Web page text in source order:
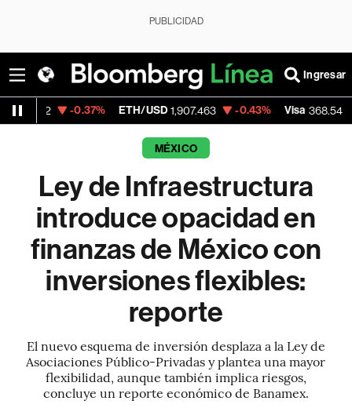
PUBLICIDAD
Ingresar
ETH/USD 1,907.463 -0.43% Visa 368.54 -0.28%
MÉXICO
Ley de Infraestructura
introduce opacidad en
finanzas de México con
inversiones flexibles:
reporte
El nuevo esquema de inversión desplaza a la Ley de
Asociaciones Público-Privadas y plantea una mayor
flexibilidad, aunque también implica riesgos,
concluye un reporte económico de Banamex.